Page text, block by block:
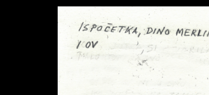
04/
05/ Shop
Novosti